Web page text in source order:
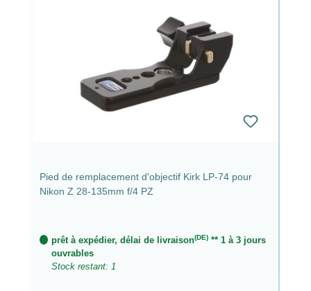
Pied de remplacement d'objectif Kirk LP-74 pour
Nikon Z 28-135mm f/4 PZ
prêt à expédier, délai de livraison(DE)** 1 à 3 jours
ouvrables
Stock restant: 1